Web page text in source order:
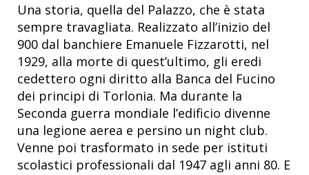
Una storia, quella del Palazzo, che è stata
sempre travagliata. Realizzato all’inizio del
900 dal banchiere Emanuele Fizzarotti, nel
1929, alla morte di quest’ultimo, gli eredi
cedettero ogni diritto alla Banca del Fucino
dei principi di Torlonia. Ma durante la
Seconda guerra mondiale l’edificio divenne
una legione aerea e persino un night club.
Venne poi trasformato in sede per istituti
scolastici professionali dal 1947 agli anni 80. E